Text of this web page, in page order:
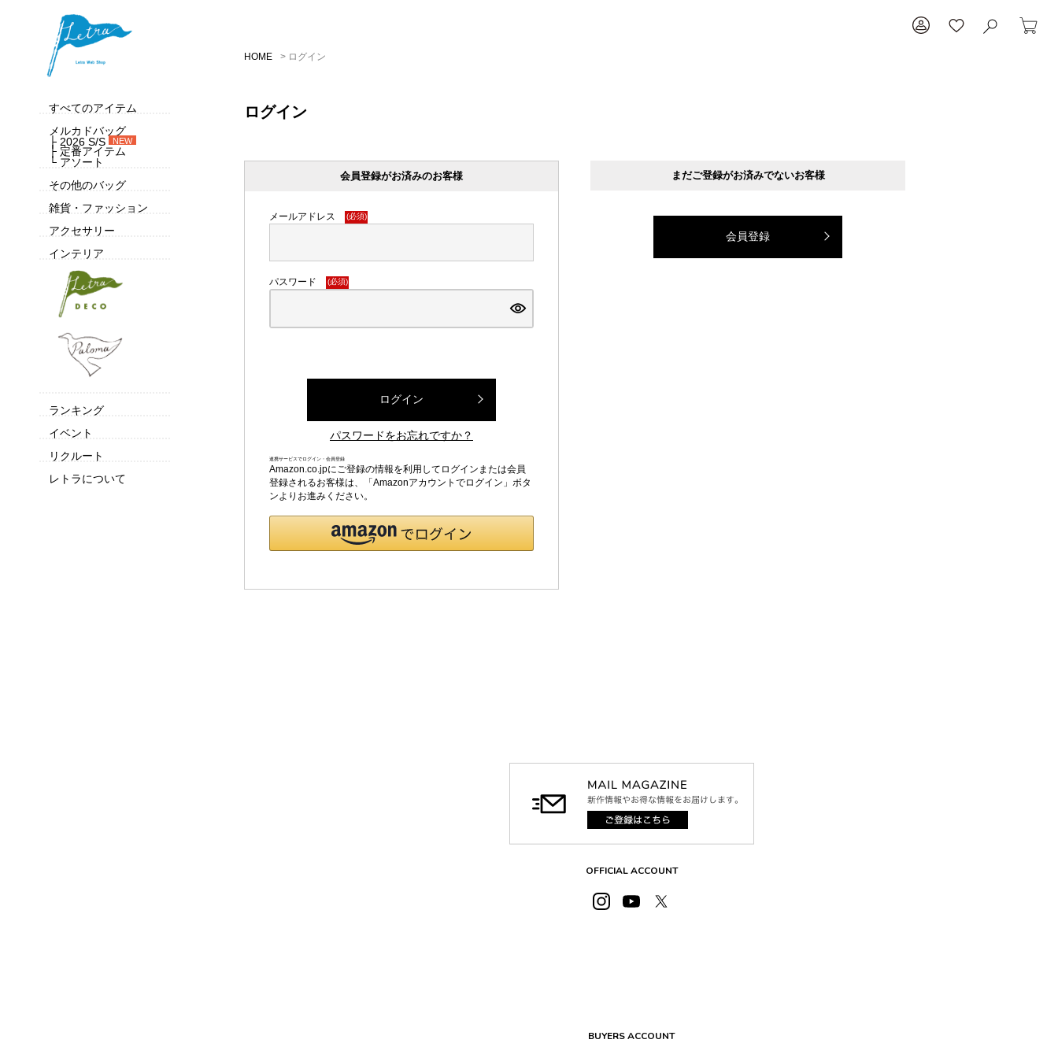
すべてのアイテム
メルカドバッグ
├ 2026 S/S
NEW
├ 定番アイテム
└ アソート
その他のバッグ
雑貨・ファッション
アクセサリー
インテリア
ランキング
イベント
リクルート
レトラについて
HOME ログイン
ログイン
会員登録がお済みのお客様
メールアドレス (必須)
パスワード (必須)
ログイン
パスワードをお忘れですか？
連携サービスでログイン・会員登録
Amazon.co.jpにご登録の情報を利用してログインまたは会員
登録されるお客様は、「Amazonアカウントでログイン」ボタ
ンよりお進みください。
まだご登録がお済みでないお客様
会員登録
OFFICIAL ACCOUNT
BUYERS ACCOUNT